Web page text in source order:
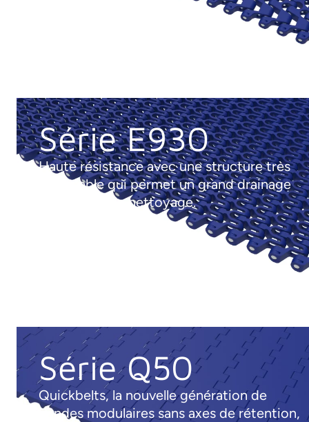
Série E930
Haute résistance avec une structure très
perméable qui permet un grand drainage
et une grande nettoyage.
Série Q50
Quickbelts, la nouvelle génération de
bandes modulaires sans axes de rétention,